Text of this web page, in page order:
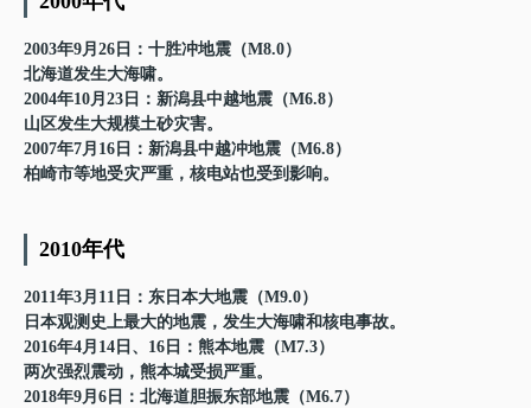
2003年9月26日：十胜冲地震（M8.0）
北海道发生大海啸。
2004年10月23日：新潟县中越地震（M6.8）
山区发生大规模土砂灾害。
2007年7月16日：新潟县中越冲地震（M6.8）
柏崎市等地受灾严重，核电站也受到影响。
2010年代
2011年3月11日：东日本大地震（M9.0）
日本观测史上最大的地震，发生大海啸和核电事故。
2016年4月14日、16日：熊本地震（M7.3）
两次强烈震动，熊本城受损严重。
2018年9月6日：北海道胆振东部地震（M6.7）